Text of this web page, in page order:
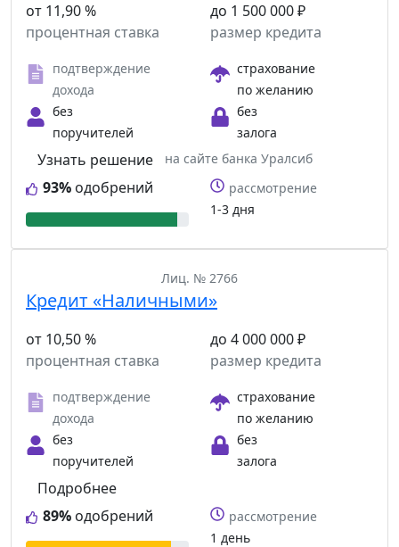
от 11,90 %
процентная ставка
до 1 500 000 ₽
размер кредита
подтверждение
дохода
страхование
по желанию
без
поручителей
без
залога
93% одобрений
Узнать решение
на сайте банка Уралсиб
рассмотрение
1-3 дня
Лиц. № 2766
Кредит «Наличными»
от 10,50 %
процентная ставка
до 4 000 000 ₽
размер кредита
подтверждение
дохода
страхование
по желанию
без
поручителей
без
залога
89% одобрений
Подробнее
рассмотрение
1 день